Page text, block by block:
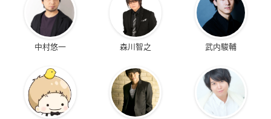
中村悠一 森川智之 武内駿輔